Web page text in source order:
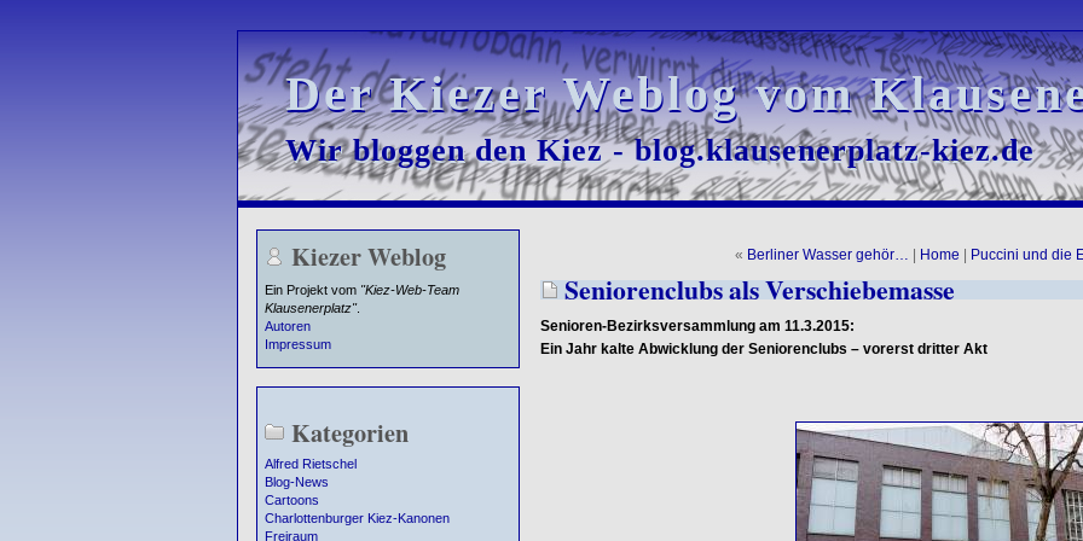
Der Kiezer Weblog vom
Der Kiezer Weblog vom
Wir bloggen den Kiez - blog.klausenerplatz-kiez.de
Wir bloggen den Kiez - blog.klausenerplatz-kiez.de
Kiezer Weblog
Ein Projekt vom "Kiez-Web-Team
Klausenerplatz".
Autoren
Impressum
Kategorien
Alfred Rietschel
Blog-News
Cartoons
Charlottenburger Kiez-Kanonen
Freiraum
« Berliner Wasser gehör… Home Puccini und die
Seniorenclubs als Verschiebemasse
Senioren-Bezirksversammlung am 11.3.2015:
Ein Jahr kalte Abwicklung der Seniorenclubs – vorerst dritter Akt